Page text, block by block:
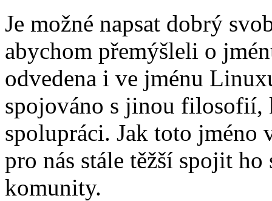
Je možné napsat dobrý
abychom přemýšleli o
odvedena i ve jménu
spojováno s jinou filosofií,
spolupráci. Jak toto jméno
pro nás stále těžší spojit
komunity.